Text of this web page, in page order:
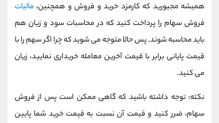
همیشه مجبورید که کارمزد خرید و فروش و همچنین، مالیات
فروش سهام را پرداخت کنید که در محاسبات سود و زیان هم
باید محاسبه شوند. پس حالا متوجه می شوید که چرا اگر سهم را با
قیمت پایانی برابر با قیمت آخرین معامله خریداری نمایید، زیان
می کنید.
نکته: توجه داشته باشید که گاهی ممکن است پس از فروش
سهام، ضرر کنید و قیمت آن نسبت به قیمت خرید شما پایین